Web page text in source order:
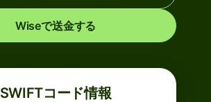
Wiseで送金する
SWIFTコード情報